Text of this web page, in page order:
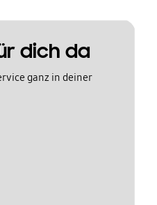
dich da
ganz in deiner